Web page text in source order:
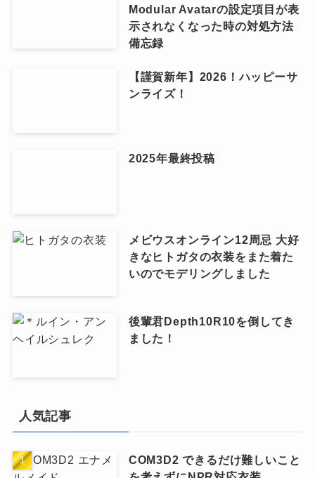
Modular Avatarの設定項目が表
示されなくなった時の対処方法
備忘録
【謹賀新年】2026！ハッピーサ
ンライズ！
2025年最終投稿
メビウスオンライン12周忌 大好
きなヒトガタの衣装をまた着た
いのでモデリングしました
後輩君Depth10R10を倒してき
ました！
人気記事
COM3D2 できるだけ難しいこと